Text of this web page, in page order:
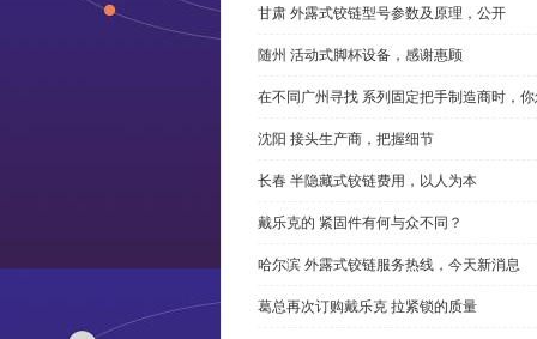
甘肃 外露式铰链型号参数及原理，公开
随州 活动式脚杯设备，感谢惠顾
在不同广州寻找 系列固定把手制造商时，
沈阳 接头生产商，把握细节
长春 半隐藏式铰链费用，以人为本
戴乐克的 紧固件有何与众不同？
哈尔滨 外露式铰链服务热线，今天新消息
葛总再次订购戴乐克 拉紧锁的质量